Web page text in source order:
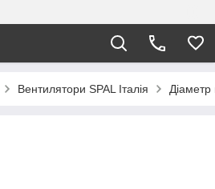
Вентилятори SPAL Італія